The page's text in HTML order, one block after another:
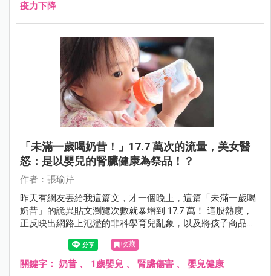
疫力下降
「未滿一歲喝奶昔！」17.7 萬次的流量，美女醫
怒：是以嬰兒的腎臟健康為祭品！？
作者：張瑜芹
昨天有網友丟給我這篇文，才一個晚上，這篇「未滿一歲喝
奶昔」的詭異貼文瀏覽次數就暴增到 17.7 萬！ 這股熱度，
正反映出網路上氾濫的非科學育兒亂象，以及將孩子商品化
的可悲趨勢。
收藏
關鍵字： 奶昔 、 1歲嬰兒 、 腎臟傷害 、 嬰兒健康